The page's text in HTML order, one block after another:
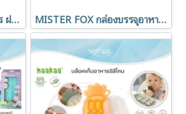
BEABA ชุดกระปุกเก็บอาหาร ฝาปิดสูญญากาศ 6 ชิ้น 250ml. MISTER FOX กล่องบรรจุอาหารซิลิโคน พร้อมฝาปิด ขนาด 150ml.